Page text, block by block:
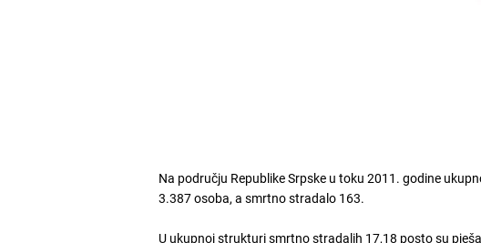
Na području Republike Srpske u toku 2011. godine
3.387 osoba, a smrtno stradalo 163.
U ukupnoj strukturi smrtno stradalih 17,18 posto su